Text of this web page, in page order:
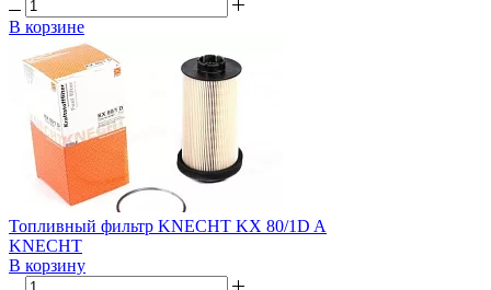
В корзине
Топливный фильтр KNECHT KX 80/1D A
KNECHT
В корзину